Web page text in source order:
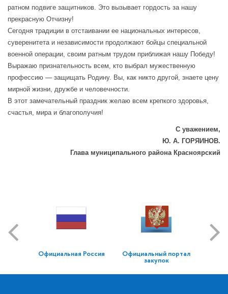
ратном подвиге защитников. Это вызывает гордость за нашу
прекрасную Отчизну!
Сегодня традиции в отстаивании ее национальных интересов,
суверенитета и независимости продолжают бойцы специальной
военной операции, своим ратным трудом приближая нашу Победу!
Выражаю признательность всем, кто выбрал мужественную
профессию — защищать Родину. Вы, как никто другой, знаете цену
мирной жизни, дружбе и человечности.
В этот замечательный праздник желаю всем крепкого здоровья,
счастья, мира и благополучия!
С уважением,
Ю. А. ГОРЯИНОВ.
Глава муниципального района Красноярский
Официальная Россия Официальный портал
закупок